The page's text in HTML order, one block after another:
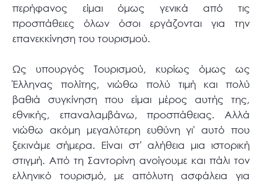
περήφανος είμαι όμως γενικά από τις
προσπάθειες όλων όσοι εργάζονται για την
επανεκκίνηση του τουρισμού.
Ως υπουργός Τουρισμού, κυρίως όμως ως
Έλληνας πολίτης, νιώθω πολύ τιμή και πολύ
βαθιά συγκίνηση που είμαι μέρος αυτής της,
εθνικής, επαναλαμβάνω, προσπάθειας. Αλλά
νιώθω ακόμη μεγαλύτερη ευθύνη γι' αυτό που
ξεκινάμε σήμερα. Είναι στ' αλήθεια μια ιστορική
στιγμή. Από τη Σαντορίνη ανοίγουμε και πάλι τον
ελληνικό τουρισμό, με απόλυτη ασφάλεια για